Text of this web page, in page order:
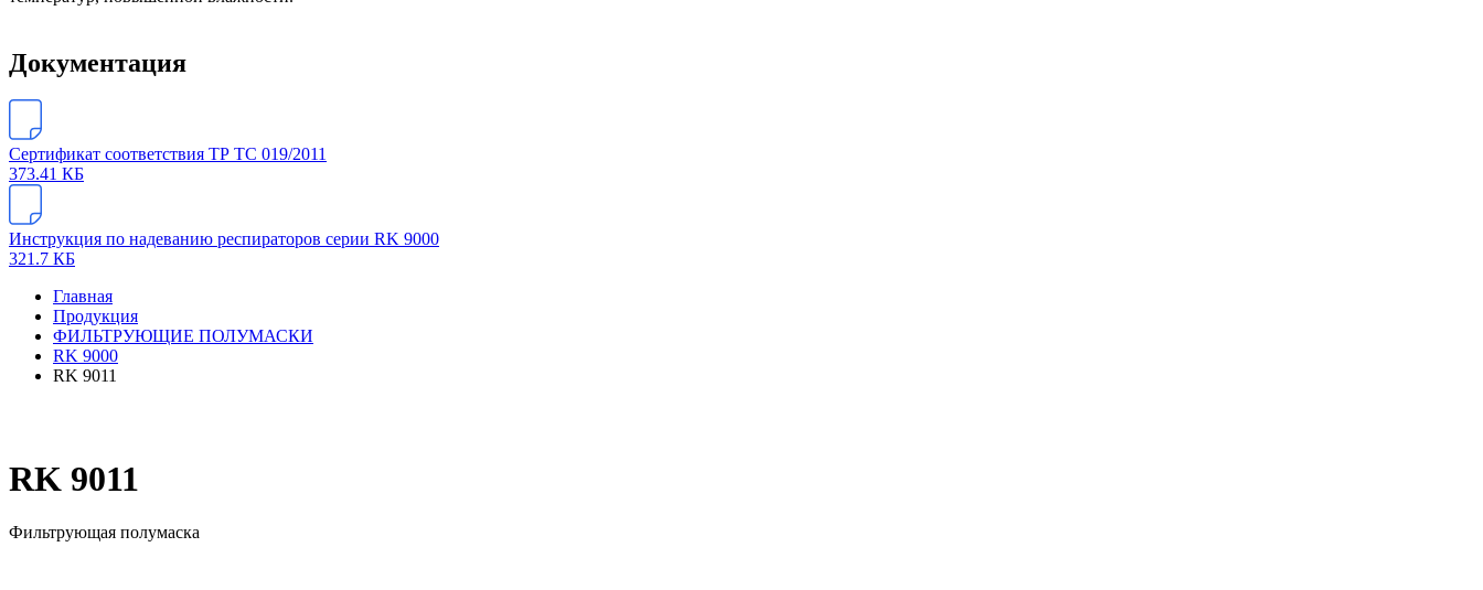
Документация
Сертификат соответствия ТР ТС 019/2011
373.41 КБ
Инструкция по надеванию респираторов серии RK 9000
321.7 КБ
Главная
Продукция
ФИЛЬТРУЮЩИЕ ПОЛУМАСКИ
RK 9000
RK 9011
RK 9011
Фильтрующая полумаска